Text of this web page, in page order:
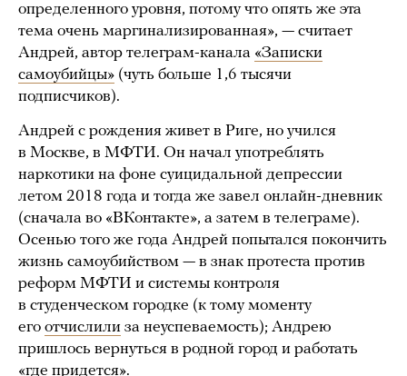
определенного уровня, потому что опять же эта
тема очень маргинализированная», — считает
Андрей, автор телеграм-канала «Записки
самоубийцы» (чуть больше 1,6 тысячи
подписчиков).
Андрей с рождения живет в Риге, но учился
в Москве, в МФТИ. Он начал употреблять
наркотики на фоне суицидальной депрессии
летом 2018 года и тогда же завел онлайн-дневник
(сначала во «ВКонтакте», а затем в телеграме).
Осенью того же года Андрей попытался покончить
жизнь самоубийством — в знак протеста против
реформ МФТИ и системы контроля
в студенческом городке (к тому моменту
его отчислили за неуспеваемость); Андрею
пришлось вернуться в родной город и работать
«где придется».